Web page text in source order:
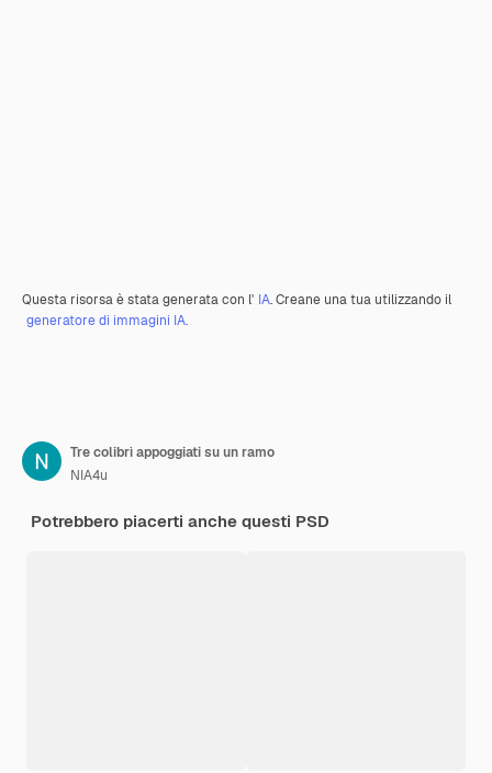
Questa risorsa è stata generata con l' IA. Creane una tua utilizzando il
generatore di immagini IA.
Tre colibrì appoggiati su un ramo
NIA4u
Potrebbero piacerti anche questi PSD